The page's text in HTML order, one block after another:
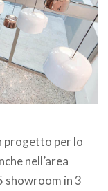
progetto per lo
nell’area
showroom in 3